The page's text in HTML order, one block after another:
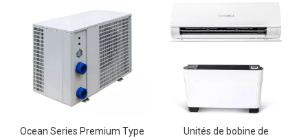
Ocean Series Premium Type
Unités de bobine de